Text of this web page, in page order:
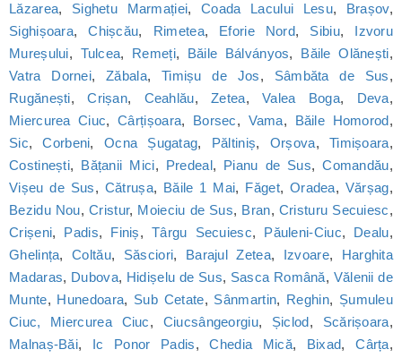
Lăzarea, Sighetu Marmației,Coada Lacului Lesu, Brașov,
Sighișoara,Chișcău, Rimetea, Eforie Nord, Sibiu, Izvoru
Mureșului, Tulcea, Remeți, Băile Bálványos, Băile Olănești,
Vatra Dornei,Zăbala, Timișu de Jos, Sâmbăta de Sus,
Rugănești,Crișan, Ceahlău,Zetea,Valea Boga, Deva,
Miercurea Ciuc,Cârțișoara, Borsec, Vama, Băile Homorod,
Sic,Corbeni, Ocna Șugatag, Păltiniș, Orșova, Timișoara,
Costinești, Bățanii Mici, Predeal, Pianu de Sus,Comandău,
Vișeu de Sus, Cătrușa, Băile 1 Mai, Făget, Oradea, Vărșag,
Bezidu Nou,Cristur, Moieciu de Sus, Bran, Cristuru Secuiesc,
Crișeni, Padis, Finiș,Târgu Secuiesc, Păuleni-Ciuc, Dealu,
Ghelința,Coltău, Săsciori, Barajul Zetea, Izvoare, Harghita
Madaras, Dubova, Hidișelu de Sus, Sasca Română, Vălenii de
Munte, Hunedoara, Sub Cetate, Sânmartin, Reghin, Șumuleu
Ciuc, Miercurea Ciuc, Ciucsângeorgiu, Șiclod, Scărișoara,
Malnaș-Băi, Ic Ponor Padis,Chedia Mică, Bixad,Cârța,